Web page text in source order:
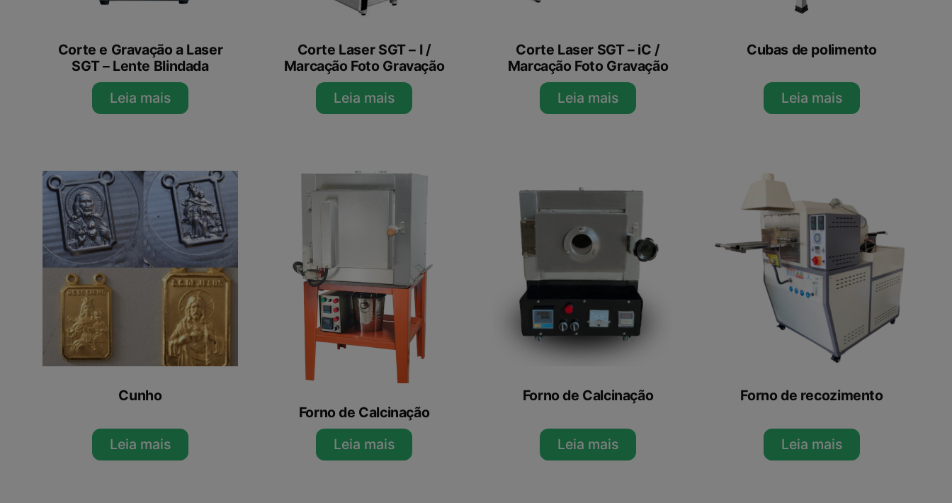
Corte e Gravação a Laser
SGT – Lente Blindada
Leia mais
Corte Laser SGT – I /
Marcação Foto Gravação
Leia mais
Corte Laser SGT – iC /
Marcação Foto Gravação
Leia mais
Cubas de polimento
Leia mais
Cunho
Leia mais
Forno de Calcinação
Leia mais
Forno de Calcinação
Leia mais
Forno de recozimento
Leia mais